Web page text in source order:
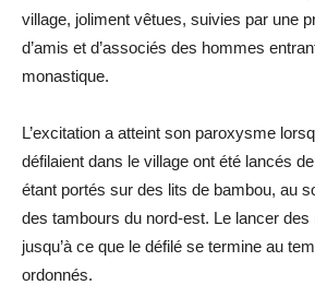
village, joliment vêtues, suivies par une
d’amis et d’associés des hommes
monastique.
L’excitation a atteint son paroxysme
défilaient dans le village ont été lancés
étant portés sur des lits de bambou, au
des tambours du nord-est. Le lancer des
jusqu’à ce que le défilé se termine au
ordonnés.